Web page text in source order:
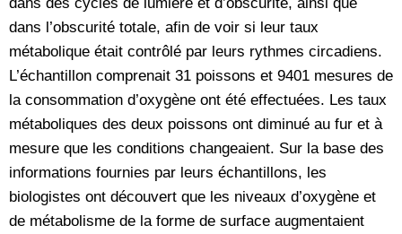
dans l’obscurité totale, afin de voir si leur taux
métabolique était contrôlé par leurs rythmes circadiens.
L’échantillon comprenait 31 poissons et 9401 mesures de
la consommation d’oxygène ont été effectuées. Les taux
métaboliques des deux poissons ont diminué au fur et à
mesure que les conditions changeaient. Sur la base des
informations fournies par leurs échantillons, les
biologistes ont découvert que les niveaux d’oxygène et
de métabolisme de la forme de surface augmentaient